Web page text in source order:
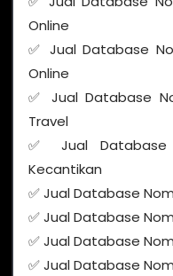
Online
✅ Jual Database
Online
✅ Jual Database
Travel
✅ Jual Database
Kecantikan
✅ Jual Database
✅ Jual Database
✅ Jual Database
✅ Jual Database